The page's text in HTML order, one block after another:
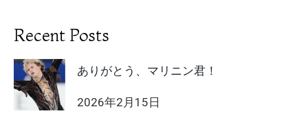
Recent Posts
ありがとう、マリニン君！
2026年2月15日